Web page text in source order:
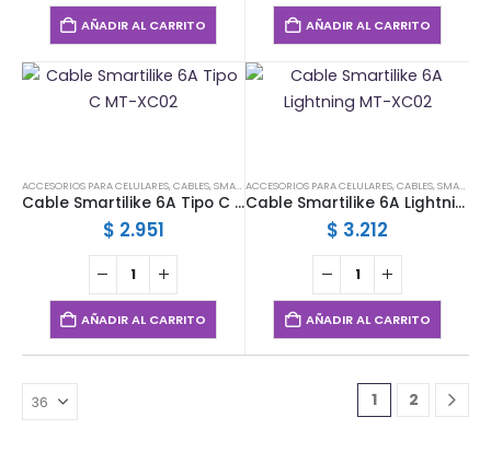
AÑADIR AL CARRITO AÑADIR AL CARRITO
ACCESORIOS PARA CELULARES,CABLES,SMARTILIKE
Cable Smartilike 6A Tipo C MT-XC02
$ 2.951
AÑADIR AL CARRITO
ACCESORIOS PARA CELULARES,CABLES,SMARTILIKE
Cable Smartilike 6A Lightning MT-XC02
$ 3.212
AÑADIR AL CARRITO
1 2